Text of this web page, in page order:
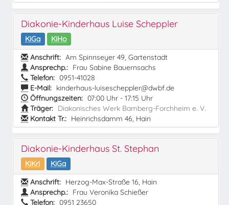
Diakonie-Kinderhaus Luise Scheppler
KiGa
KiHo
Anschrift: Am Spinnseyer 49, Gartenstadt
Ansprechp.: Frau Sabine Bauernsachs
Telefon: 0951-41028
E-Mail: kinderhaus-luisescheppler@dwbf.de
Öffnungszeiten: 07:00 Uhr - 17:15 Uhr
Träger: Diakonisches Werk Bamberg-Forchheim e. V.
Kontakt Tr.: Heinrichsdamm 46, Hain
Diakonie-Kinderhaus St. Stephan
KiKri
KiGa
Anschrift: Herzog-Max-Straße 16, Hain
Ansprechp.: Frau Veronika Schießer
Telefon: 0951 23650